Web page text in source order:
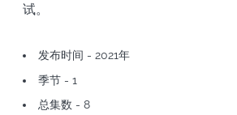
试。
发布时间 - 2021年
季节 - 1
总集数 - 8